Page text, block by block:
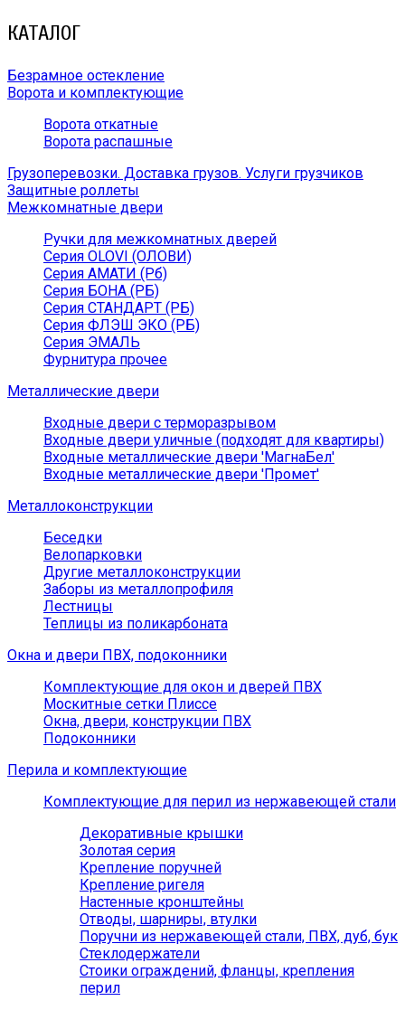
КАТАЛОГ
Безрамное остекление
Ворота и комплектующие
Ворота откатные
Ворота распашные
Грузоперевозки. Доставка грузов. Услуги грузчиков
Защитные роллеты
Межкомнатные двери
Ручки для межкомнатных дверей
Серия OLOVI (ОЛОВИ)
Серия АМАТИ (Рб)
Серия БОНА (РБ)
Серия СТАНДАРТ (РБ)
Серия ФЛЭШ ЭКО (РБ)
Серия ЭМАЛЬ
Фурнитура прочее
Металлические двери
Входные двери с терморазрывом
Входные двери уличные (подходят для квартиры)
Входные металлические двери 'МагнаБел'
Входные металлические двери 'Промет'
Металлоконструкции
Беседки
Велопарковки
Другие металлоконструкции
Заборы из металлопрофиля
Лестницы
Теплицы из поликарбоната
Окна и двери ПВХ, подоконники
Комплектующие для окон и дверей ПВХ
Москитные сетки Плиссе
Окна, двери, конструкции ПВХ
Подоконники
Перила и комплектующие
Комплектующие для перил из нержавеющей стали
Декоративные крышки
Золотая серия
Крепление поручней
Крепление ригеля
Настенные кронштейны
Отводы, шарниры, втулки
Поручни из нержавеющей стали, ПВХ, дуб, бук
Стеклодержатели
Стоики ограждений, фланцы, крепления
перил